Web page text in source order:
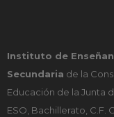
Instituto de
Secundaria de la
Educación de la Junta
ESO, Bachillerato, C.F.